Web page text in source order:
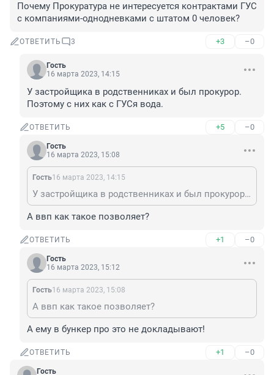
Почему Прокуратура не интересуется контрактами ГУС
с компаниями-однодневками с штатом 0 человек?
ОТВЕТИТЬ 3 +3 –0
Гость
16 марта 2023, 14:15
У застройщика в родственниках и был прокурор.
Поэтому с них как с ГУСя вода.
ОТВЕТИТЬ +5 –0
Гость
16 марта 2023, 15:08
Гость16 марта 2023, 14:15
У застройщика в родственниках и был прокурор. Поэтому с них как с ГУСя вода.
А ввп как такое позволяет?
ОТВЕТИТЬ +1 –0
Гость
16 марта 2023, 15:12
Гость16 марта 2023, 15:08
А ввп как такое позволяет?
А ему в бункер про это не докладывают!
ОТВЕТИТЬ +1 –0
Гость